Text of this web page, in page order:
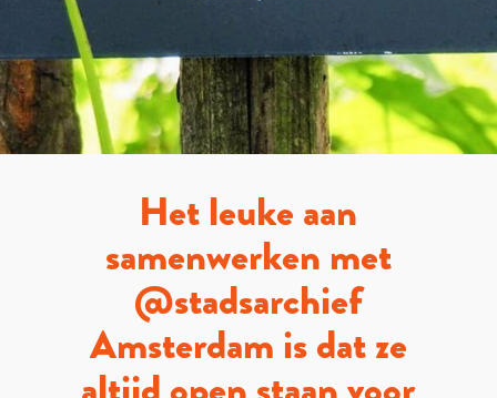
Het leuke aan
samenwerken met
@stadsarchief
Amsterdam is dat ze